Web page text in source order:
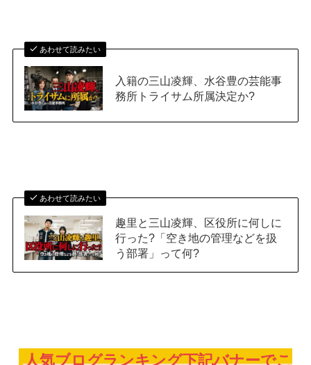
あわせて読みたい
入籍の三山凌輝、水谷豊の芸能事
務所トライサム所属決定か?
あわせて読みたい
趣里と三山凌輝、区役所に何しに
行った?「空き地の管理などを扱
う部署」って何?
人気ブログランキング下記バナーでこ